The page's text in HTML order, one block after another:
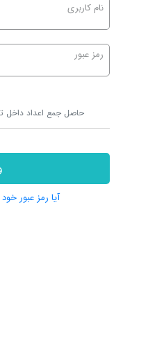
نام کاربری
رمز عبور
آیا رمز عبور